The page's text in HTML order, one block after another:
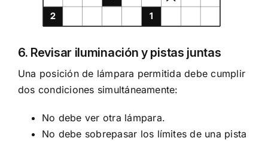
6. Revisar iluminación y pistas juntas
Una posición de lámpara permitida debe cumplir
dos condiciones simultáneamente:
No debe ver otra lámpara.
No debe sobrepasar los límites de una pista